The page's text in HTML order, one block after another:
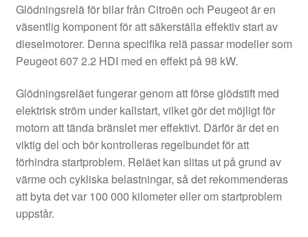
Glödningsrelä för bilar från Citroën och Peugeot är en
väsentlig komponent för att säkerställa effektiv start av
dieselmotorer. Denna specifika relä passar modeller som
Peugeot 607 2.2 HDI med en effekt på 98 kW.
Glödningsreläet fungerar genom att förse glödstift med
elektrisk ström under kallstart, vilket gör det möjligt för
motorn att tända bränslet mer effektivt. Därför är det en
viktig del och bör kontrolleras regelbundet för att
förhindra startproblem. Reläet kan slitas ut på grund av
värme och cykliska belastningar, så det rekommenderas
att byta det var 100 000 kilometer eller om startproblem
uppstår.